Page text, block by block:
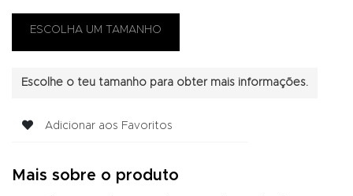
Escolhe o teu tamanho para obter mais informações.
Adicionar aos Favoritos
Mais sobre o produto